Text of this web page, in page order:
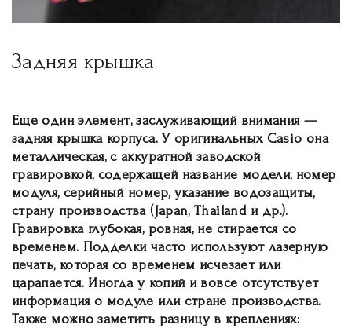
Задняя крышка
Еще один элемент, заслуживающий внимания —
задняя крышка корпуса. У оригинальных Casio она
металлическая, с аккуратной заводской
гравировкой, содержащей название модели, номер
модуля, серийный номер, указание водозащиты,
страну производства (Japan, Thailand и др.).
Гравировка глубокая, ровная, не стирается со
временем. Подделки часто используют лазерную
печать, которая со временем исчезает или
царапается. Иногда у копий и вовсе отсутствует
информация о модуле или стране производства.
Также можно заметить разницу в креплениях: